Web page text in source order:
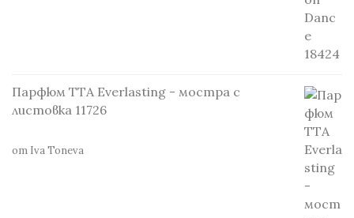
Парфюм TTA Everlasting - мостра с
листовка 11726
от Iva Toneva